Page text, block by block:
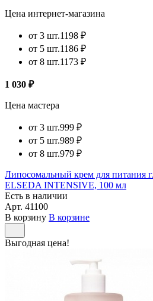
Цена интернет-магазина
от 3 шт.1198 ₽
от 5 шт.1186 ₽
от 8 шт.1173 ₽
1 030 ₽
Цена мастера
от 3 шт.999 ₽
от 5 шт.989 ₽
от 8 шт.979 ₽
Липосомальный крем для питания
ELSEDA INTENSIVE, 100 мл
Есть в наличии
Арт. 41100
В корзину В корзине
Выгодная цена!